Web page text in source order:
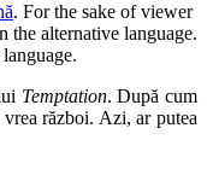
. For the sake of viewer
the alternative language.
Temptation. După cum
război. Azi, ar putea